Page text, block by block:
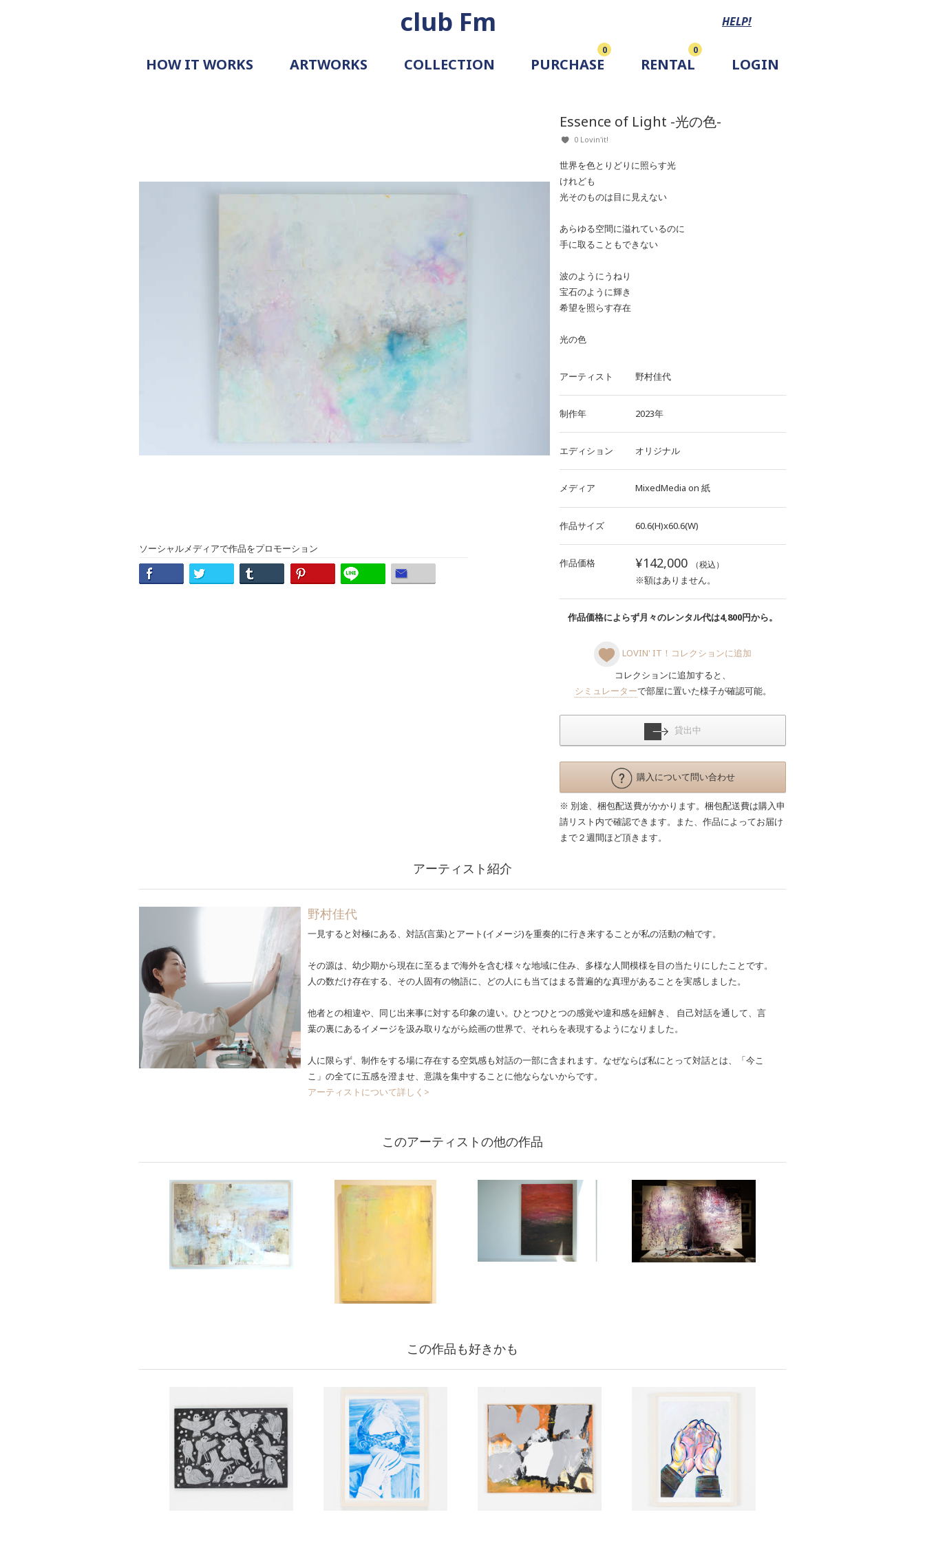
club Fm HELP!
HOW IT WORKS
DOCUMENT
ARTWORKS
COLLECTION
PURCHASE
0
RENTAL
0
LOGIN
ソーシャルメディアで作品をプロモーション
Essence of Light -光の色-
0 Lovin'it!
世界を色とりどりに照らす光
けれども
光そのものは目に見えない
あらゆる空間に溢れているのに
手に取ることもできない
波のようにうねり
宝石のように輝き
希望を照らす存在
光の色
アーティスト 野村佳代
制作年 2023年
エディション オリジナル
メディア MixedMedia on 紙
作品サイズ 60.6(H)x60.6(W)
作品価格 ¥142,000 （税込）
※額はありません。
作品価格によらず月々のレンタル代は4,800円から。
LOVIN' IT！コレクションに追加
コレクションに追加すると、
シミュレーターで部屋に置いた様子が確認可能。
貸出中
購入について問い合わせ
※ 別途、梱包配送費がかかります。梱包配送費は購入申
請リスト内で確認できます。また、作品によってお届け
まで２週間ほど頂きます。
アーティスト紹介
野村佳代
一見すると対極にある、対話(言葉)とアート(イメージ)を重奏的に行き来することが私の活動の軸です。
その源は、幼少期から現在に至るまで海外を含む様々な地域に住み、多様な人間模様を目の当たりにしたことです。
人の数だけ存在する、その人固有の物語に、どの人にも当てはまる普遍的な真理があることを実感しました。
他者との相違や、同じ出来事に対する印象の違い。ひとつひとつの感覚や違和感を紐解き、 自己対話を通して、言
葉の裏にあるイメージを汲み取りながら絵画の世界で、それらを表現するようになりました。
人に限らず、制作をする場に存在する空気感も対話の一部に含まれます。なぜならば私にとって対話とは、「今こ
こ」の全てに五感を澄ませ、意識を集中することに他ならないからです。
アーティストについて詳しく>
このアーティストの他の作品
この作品も好きかも